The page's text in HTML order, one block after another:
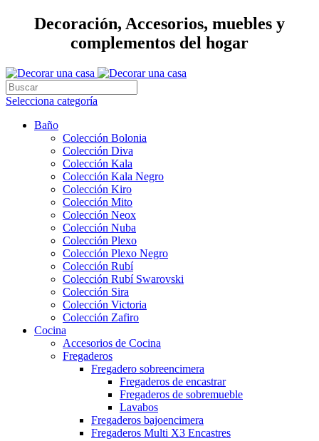
Decoración, Accesorios, muebles y
complementos del hogar
Selecciona categoría
Baño
Colección Bolonia
Colección Diva
Colección Kala
Colección Kala Negro
Colección Kiro
Colección Mito
Colección Neox
Colección Nuba
Colección Plexo
Colección Plexo Negro
Colección Rubí
Colección Rubí Swarovski
Colección Sira
Colección Victoria
Colección Zafiro
Cocina
Accesorios de Cocina
Fregaderos
Fregadero sobreencimera
Fregaderos de encastrar
Fregaderos de sobremueble
Lavabos
Fregaderos bajoencimera
Fregaderos Multi X3 Encastres